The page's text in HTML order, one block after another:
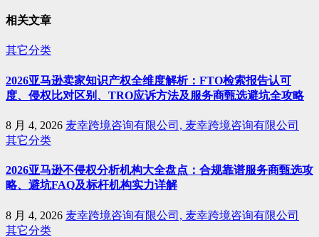
相关文章
其它分类
2026亚马逊卖家知识产权全维度解析：FTO检索报告认可
度、侵权比对区别、TRO应诉方法及服务商甄选避坑全攻略
8 月 4, 2026 麦幸跨境咨询有限公司, 麦幸跨境咨询有限公司
其它分类
2026亚马逊不侵权分析机构大全盘点：合规靠谱服务商甄选攻
略、避坑FAQ及标杆机构实力详解
8 月 4, 2026 麦幸跨境咨询有限公司, 麦幸跨境咨询有限公司
其它分类